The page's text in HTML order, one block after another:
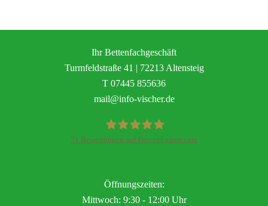
Ihr Bettenfachgeschäft
Turmfeldstraße 41 | 72213 Altensteig
T 07445 855636
mail@info-vischer.de
71 Bewertungen auf ProvenExpert.com
Öffnungszeiten:
Mittwoch: 9:30 - 12:00 Uhr